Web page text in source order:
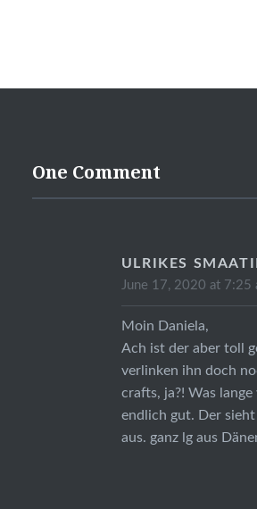
One Comment
ULRIKES
June 17, 2020 at 7:25
Moin Daniela,
Ach ist der aber toll
verlinken ihn doch
crafts, ja?! Was
endlich gut. Der
aus. ganz lg aus